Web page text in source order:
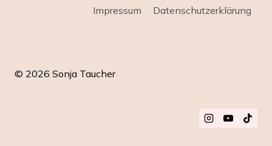
Impressum Datenschutz­erklärung
© 2026 Sonja Taucher